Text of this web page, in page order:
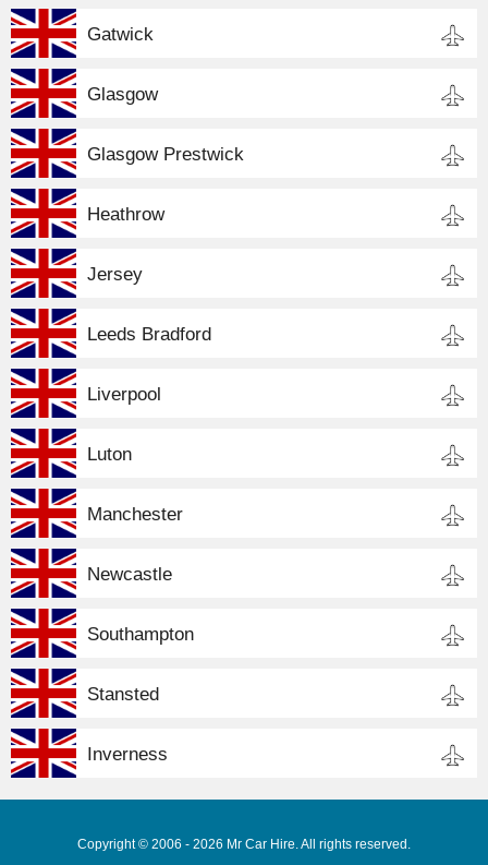
Gatwick
Glasgow
Glasgow Prestwick
Heathrow
Jersey
Leeds Bradford
Liverpool
Luton
Manchester
Newcastle
Southampton
Stansted
Inverness
Copyright © 2006 - 2026 Mr Car Hire. All rights reserved.